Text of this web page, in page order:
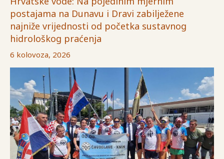
postajama na Dunavu i Dravi zabilježene
najniže vrijednosti od početka sustavnog
hidrološkog praćenja
6 kolovoza, 2026